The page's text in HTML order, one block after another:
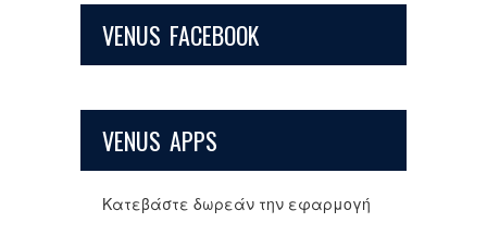
VENUS FACEBOOK
VENUS APPS
Κατεβάστε δωρεάν την εφαρμογή